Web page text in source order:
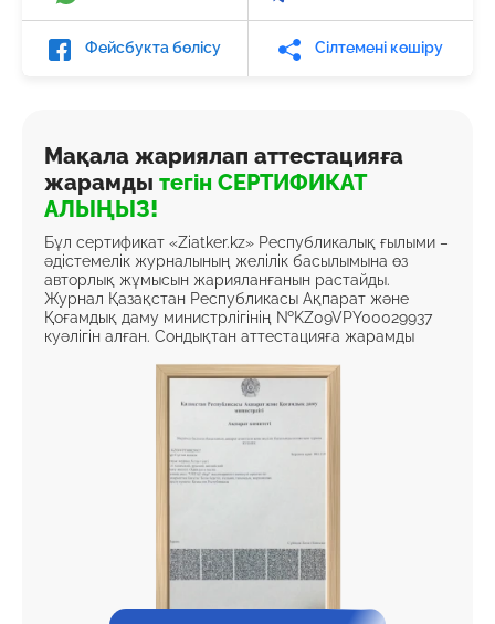
Фейсбукта бөлісу Сілтемені көшіру
Мақала жариялап аттестацияға
жарамды тегін СЕРТИФИКАТ
АЛЫҢЫЗ!
Бұл сертификат «Ziatker.kz» Республикалық ғылыми –
әдістемелік журналының желілік басылымына өз
авторлық жұмысын жарияланғанын растайды.
Журнал Қазақстан Республикасы Ақпарат және
Қоғамдық даму министрлігінің №KZ09VPY00029937
куәлігін алған. Сондықтан аттестацияға жарамды